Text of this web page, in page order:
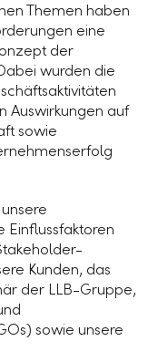
Themen haben
eine
der
wurden die
Auswirkungen auf
sowie
Einflussfaktoren
Kunden, das
der LLB-Gruppe,
sowie unsere